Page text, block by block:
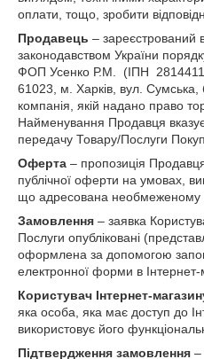
оплати, тощо, зробити
Продавець – зареєстрований
законодавством України
ФОП Усенко Р.М. (ІПН
61023, м. Харків, вул.
компанія, якій надано право
Найменування Продавця
передачу Товару/Послуги
Оферта – пропозиція
публічної оферти на умовах,
що адресована необмеженому
Замовлення – заявка
Послуги опубліковані
оформлена за допомогою
електронної форми в Інтернет-
Користувач Інтернет-
яка особа, яка має доступ до
використовує його
Підтвердження замовлення –